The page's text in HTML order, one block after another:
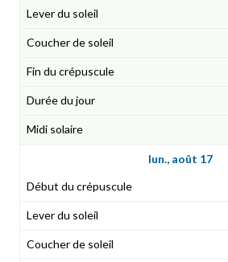
lun., août 17